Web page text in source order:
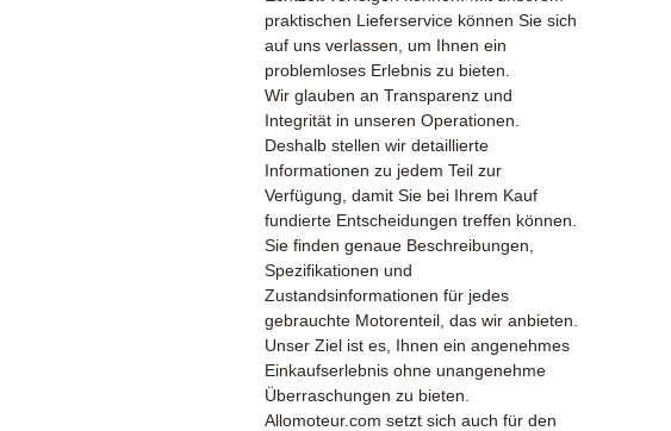
praktischen Lieferservice können Sie sich
auf uns verlassen, um Ihnen ein
problemloses Erlebnis zu bieten.
Wir glauben an Transparenz und
Integrität in unseren Operationen.
Deshalb stellen wir detaillierte
Informationen zu jedem Teil zur
Verfügung, damit Sie bei Ihrem Kauf
fundierte Entscheidungen treffen können.
Sie finden genaue Beschreibungen,
Spezifikationen und
Zustandsinformationen für jedes
gebrauchte Motorenteil, das wir anbieten.
Unser Ziel ist es, Ihnen ein angenehmes
Einkaufserlebnis ohne unangenehme
Überraschungen zu bieten.
Allomoteur.com setzt sich auch für den